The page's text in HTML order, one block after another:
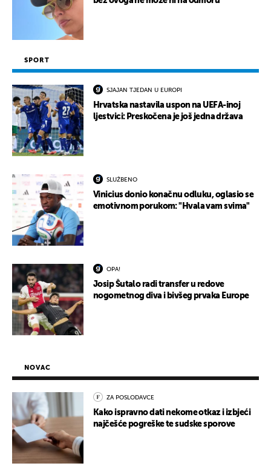
SPORT
SJAJAN TJEDAN U EUROPI
Hrvatska nastavila uspon na UEFA-inoj
ljestvici: Preskočena je još jedna država
SLUŽBENO
Vinicius donio konačnu odluku, oglasio se
emotivnom porukom: "Hvala vam svima"
OPA!
Josip Šutalo radi transfer u redove
nogometnog diva i bivšeg prvaka Europe
NOVAC
ZA POSLODAVCE
Kako ispravno dati nekome otkaz i izbjeći
najčešće pogreške te sudske sporove